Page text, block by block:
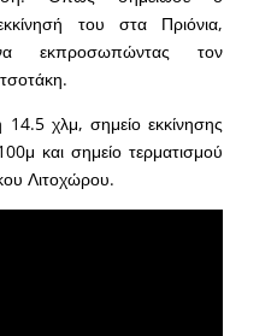
του στα Πριόνια,
εκπροσωπώντας τον
χλμ, σημείο εκκίνησης
και σημείο τερματισμού
Λιτοχώρου.